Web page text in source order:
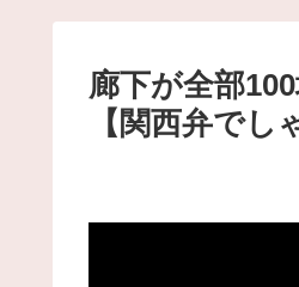
廊下が全部
【関西弁でし